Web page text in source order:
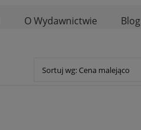
O Wydawnictwie Blog
Sortuj wg: Cena malejąco